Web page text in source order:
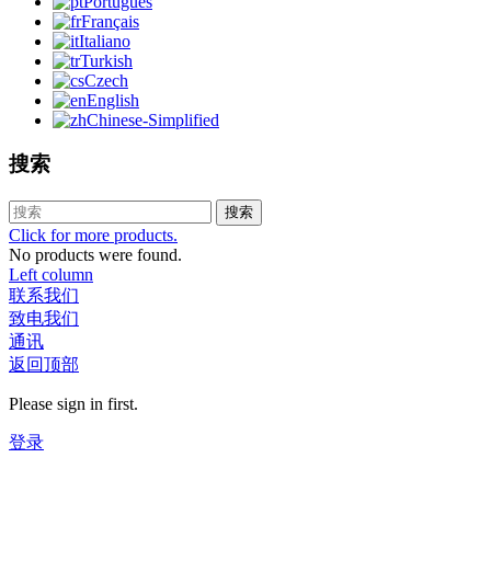
Français
Italiano
Turkish
Czech
English
Chinese-Simplified
搜索
搜索
Click for more products.
No products were found.
Left column
联系我们
致电我们
通讯
返回顶部
Please sign in first.
登录